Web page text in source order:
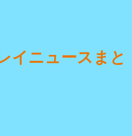
イニュースまと